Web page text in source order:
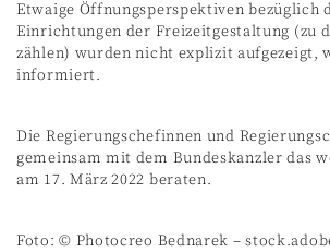
Etwaige Öffnungsperspektiven bezüglich
Einrichtungen der Freizeitgestaltung (zu
zählen) wurden nicht explizit aufgezeigt,
informiert.
Die Regierungschefinnen und
gemeinsam mit dem Bundeskanzler das
am 17. März 2022 beraten.
Foto: © Photocreo Bednarek –